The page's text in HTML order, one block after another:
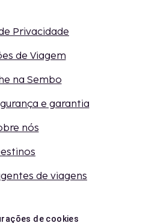
Privacidade
de Viagem
na Sembo
e garantia
nós
de viagens
de cookies